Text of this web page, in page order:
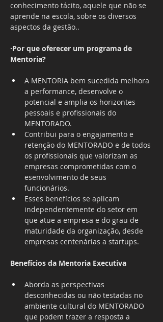
conhecimento tácito, aquele que não se
aprende na escola, sobre os diversos
aspectos da gestão..
·Por que oferecer um programa de
Mentoria?
A MENTORIA bem sucedida melhora
a performance, desenvolve o
potencial e amplia os horizontes
pessoais e profissionais do
MENTORADO.
Contribui para o engajamento e
retenção do MENTORADO e de todos
os profissionais que valorizam as
empresas comprometidas com o
esenvolvimento de seus
funcionários.
Esses benefícios se aplicam
independentemente do setor em
que atue a empresa e do grau de
maturidade da organização, desde
empresas centenárias a startups.
Benefícios da Mentoria Executiva
Aborda as perspectivas
desconhecidas ou não testadas no
ambiente cultural do MENTORADO
que podem trazer a resposta a